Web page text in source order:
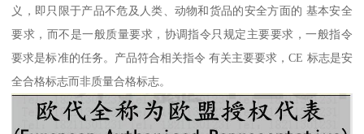
义，即只限于产品不危及人类、动物和货品的安全方面的 基本安全
要求，而不是一般质量要求，协调指令只规定主要要求，一般指令
要求是标准的任务。产品符合相关指令 有关主要要求，CE 标志是安
全合格标志而非质量合格标志。